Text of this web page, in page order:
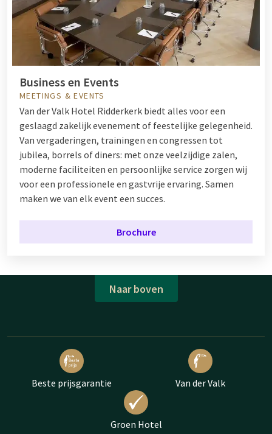
Business en Events
MEETINGS & EVENTS
Van der Valk Hotel Ridderkerk biedt alles voor een
geslaagd zakelijk evenement of feestelijke gelegenheid.
Van vergaderingen, trainingen en congressen tot
jubilea, borrels of diners: met onze veelzijdige zalen,
moderne faciliteiten en persoonlijke service zorgen wij
voor een professionele en gastvrije ervaring. Samen
maken we van elk event een succes.
Brochure
Naar boven
Beste prijsgarantie Van der Valk
Groen Hotel